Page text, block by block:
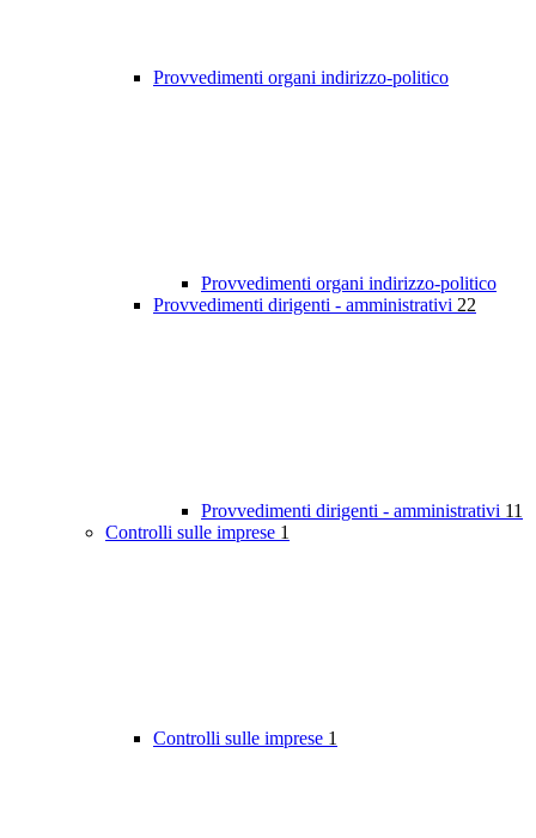
Provvedimenti organi indirizzo-politico
Provvedimenti organi indirizzo-politico
Provvedimenti dirigenti - amministrativi 22
Provvedimenti dirigenti - amministrativi 11
Controlli sulle imprese 1
Controlli sulle imprese 1